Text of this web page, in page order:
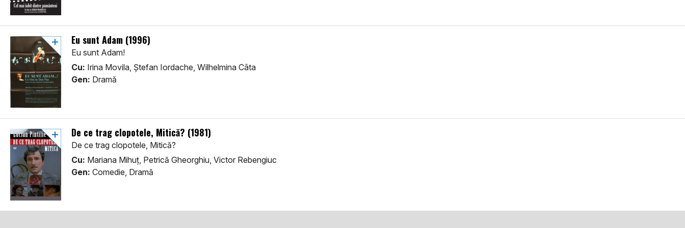
Eu sunt Adam (1996)
Eu sunt Adam!
Cu: Irina Movila, Ștefan Iordache, Wilhelmina Câta
Gen: Dramă
De ce trag clopotele, Mitică? (1981)
De ce trag clopotele, Mitică?
Cu: Mariana Mihuț, Petrică Gheorghiu, Victor Rebengiuc
Gen: Comedie, Dramă